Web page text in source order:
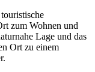
zum Wohnen und
Lage und das
Ort zu einem